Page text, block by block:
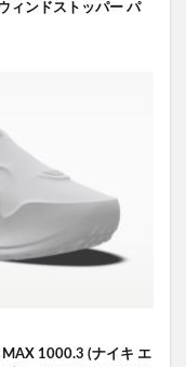
ィンドストッパー パ
MAX 1000.3 (ナイキ エ